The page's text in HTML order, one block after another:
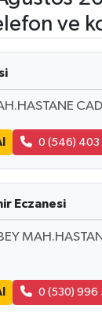
ve
0 (546) 403
Eczanesi
0 (530) 996